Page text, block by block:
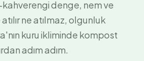
kahverengi denge, nem ve
ne atılmaz, olgunluk
kuru ikliminde kompost
adım adım.